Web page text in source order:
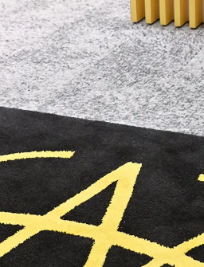
ログ
人矯正）
小児矯正）
（MFT）
マウス
歯科矯
MTM）
抜かない矯正
歯のクリーニング
治療期間を短くす